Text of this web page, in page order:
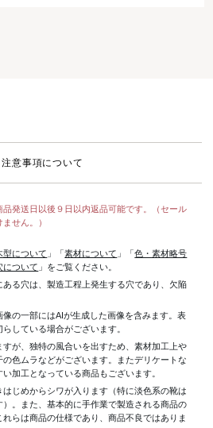
注意事項について
発送日以後９日以内返品可能です。（セール
せん。）
型について 」「素材について 」「色・素材略号
について 」をご覧ください。
ある穴は、製造工程上発生する穴であり、欠陥
像の一部にはAIが生成した画像を含みます。表
している場合がございます。
すが、独特の風合いを出すため、素材加工上
色ムラなどがございます。またデリケートな
加工となっている商品もございます。
はじめからシワが入ります（特に淡色系の靴は
。また、基本的に手作業で製造される商品の
らは商品の仕様であり、商品不良ではありま